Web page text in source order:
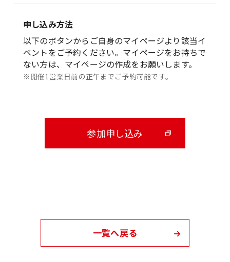
申し込み方法
以下のボタンからご自身のマイページより該当イ
ベントをご予約ください。マイページをお持ちで
ない方は、マイページの作成をお願いします。
※開催1営業日前の正午までご予約可能です。
参加申し込み
一覧へ戻る